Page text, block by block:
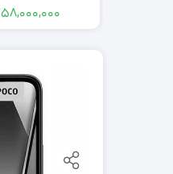
۵۸,۰۰۰,۰۰۰